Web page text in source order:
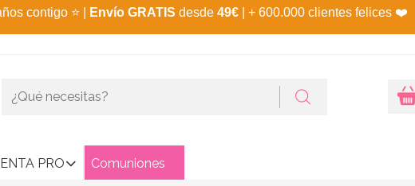
contigo ⭐ Envío GRATIS desde 49€ | + 600.000 clientes felices ❤️
PRO Comuniones